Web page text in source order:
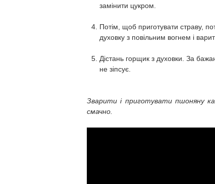
замінити цукром.
Потім, щоб приготувати страву,
духовку з повільним вогнем і
Дістань горщик з духовки. За
не зіпсує.
Зварити і приготувати пшоняну
смачно.